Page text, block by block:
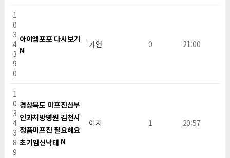
1
0
3
4
3
9
0
아이엠포포 다시보기
N
가연 0 21:00
1
0
3
4
3
8
9
경상북도 미프진산부
인과처방병원 김천시
정품미프진 필요해요
초기임신낙­태 N
이지 1 20:57